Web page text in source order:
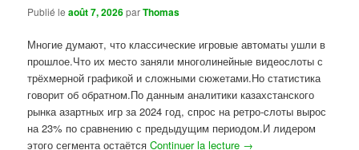
Publié leaoût 7, 2026parThomas
Многие думают, что классические игровые автоматы ушли в
прошлое.Что их место заняли многолинейные видеослоты с
трёхмерной графикой и сложными сюжетами.Но статистика
говорит об обратном.По данным аналитики казахстанского
рынка азартных игр за 2024 год, спрос на ретро-слоты вырос
на 23% по сравнению с предыдущим периодом.И лидером
этого сегмента остаётсяContinuer la lecture →